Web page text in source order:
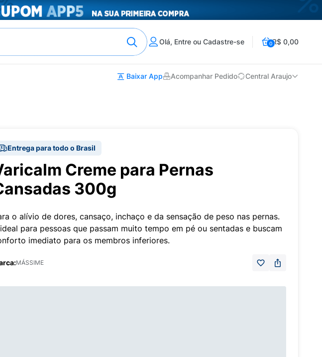
Olá, Entre ou Cadastre-se 0R$ 0,00
Baixar App Acompanhar Pedido Central Araujo
Entrega para todo o Brasil
Creme para Pernas
300g
o alívio de dores, cansaço, inchaço e da sensação de peso nas pernas.
para pessoas que passam muito tempo em pé ou sentadas e buscam
imediato para os membros inferiores.
MÁSSIME